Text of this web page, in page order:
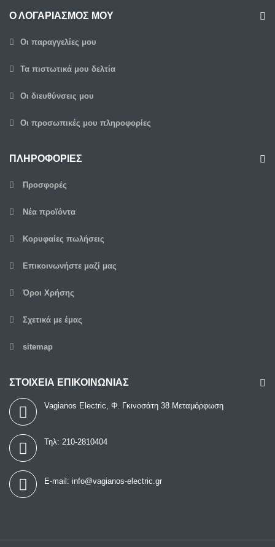
Ο ΛΟΓΑΡΙΑΣΜΌΣ ΜΟΥ
Οι παραγγελίες μου
Τα πιστωτικά μου δελτία
Οι διευθύνσεις μου
Οι προσωπικές μου πληροφορίες
ΠΛΗΡΟΦΟΡΊΕΣ
Προσφορές
Νέα προϊόντα
Κορυφαίες πωλήσεις
Επικοινωνήστε μαζί μας
Όροι Χρήσης
Σχετικά με έμας
sitemap
ΣΤΟΙΧΕΙΑ ΕΠΙΚΟΙΝΩΝΙΑΣ
Vagianos Electric, Φ. Γκινοσάτη 38 Μεταμόρφωση
Τηλ: 210-2810404
E-mail: info@vagianos-electric.gr